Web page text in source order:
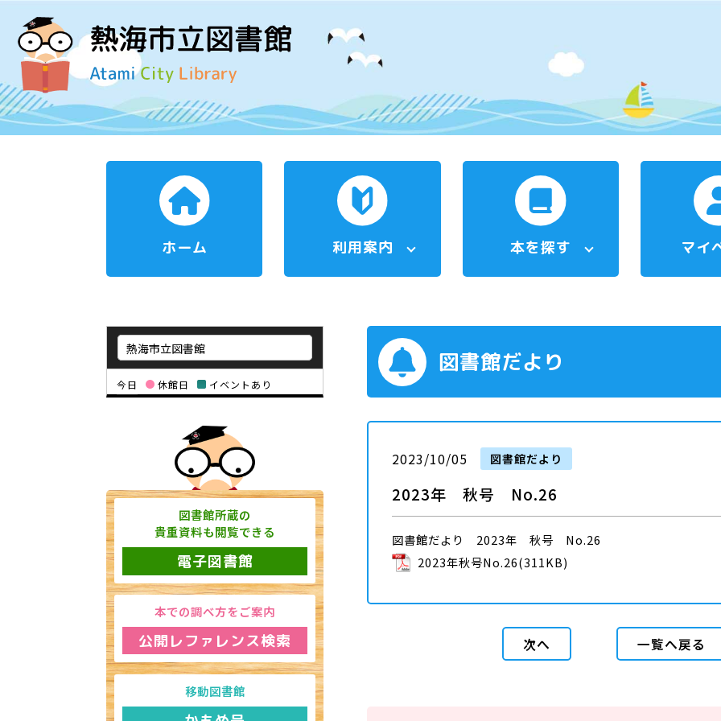
ホーム 利用案内 本を探す マイ
今日 休館日 イベントあり
図書館所蔵の
貴重資料も閲覧できる
電子図書館
本での調べ方をご案内
公開レファレンス検索
移動図書館
図書館だより
2023/10/05 図書館だより
2023年 秋号 No.26
図書館だより 2023年 秋号 No.26
2023年秋号No.26(311KB)
次へ 一覧へ戻る